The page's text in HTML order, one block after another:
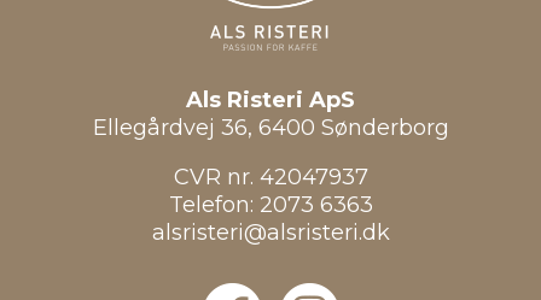
Als Risteri ApS
Ellegårdvej 36, 6400 Sønderborg
CVR nr. 42047937
Telefon: 2073 6363
alsristeri@alsristeri.dk